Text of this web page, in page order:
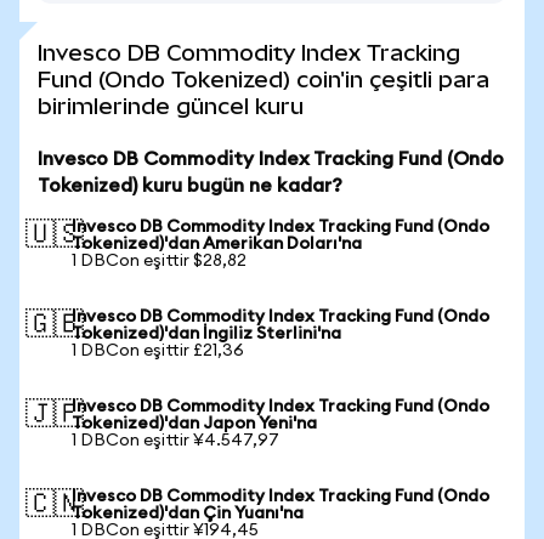
Invesco DB Commodity Index Tracking
Fund (Ondo Tokenized) coin'in çeşitli para
birimlerinde güncel kuru
Invesco DB Commodity Index Tracking Fund (Ondo
Tokenized) kuru bugün ne kadar?
🇺🇸Invesco DB Commodity Index Tracking Fund (Ondo
Tokenized)'dan Amerikan Doları'na
1 DBCon eşittir $28,82
🇬🇧Invesco DB Commodity Index Tracking Fund (Ondo
Tokenized)'dan İngiliz Sterlini'na
1 DBCon eşittir £21,36
🇯🇵Invesco DB Commodity Index Tracking Fund (Ondo
Tokenized)'dan Japon Yeni'na
1 DBCon eşittir ¥4.547,97
🇨🇳Invesco DB Commodity Index Tracking Fund (Ondo
Tokenized)'dan Çin Yuanı'na
1 DBCon eşittir ¥194,45